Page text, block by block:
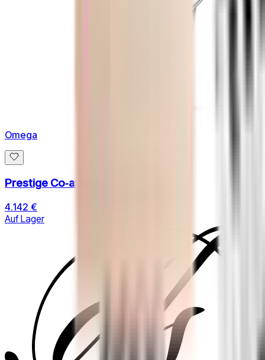
Omega
Prestige Co‑axial 39.5 MM
4.142 €
Auf Lager